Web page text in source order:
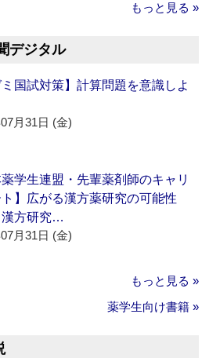
もっと見る »
デジタル
ミ国試対策】計算問題を意識しよ
月31日 (金)
薬学生連盟・先輩薬剤師のキャリ
ト】広がる漢方薬研究の可能性
漢方研究…
月31日 (金)
もっと見る »
薬学生向け書籍 »